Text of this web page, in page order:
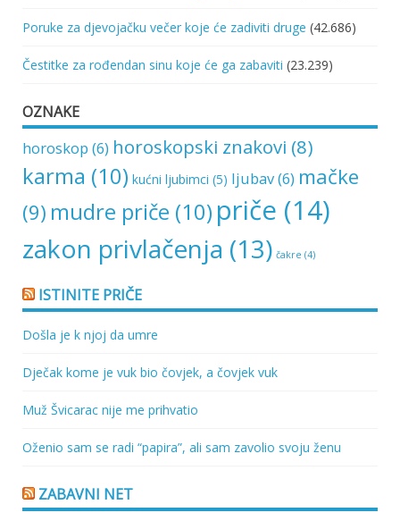
Poruke za djevojačku večer koje će zadiviti druge (42.686)
Čestitke za rođendan sinu koje će ga zabaviti (23.239)
OZNAKE
horoskop (6) horoskopski znakovi (8)
karma (10) kućni ljubimci (5) ljubav(6) mačke
(9) mudre priče (10) priče (14)
zakon privlačenja (13) čakre (4)
ISTINITE PRIČE
Došla je k njoj da umre
Dječak kome je vuk bio čovjek, a čovjek vuk
Muž Švicarac nije me prihvatio
Oženio sam se radi “papira”, ali sam zavolio svoju ženu
ZABAVNI NET